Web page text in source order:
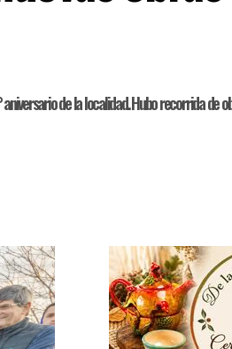
de la localidad. Hubo recorrida de